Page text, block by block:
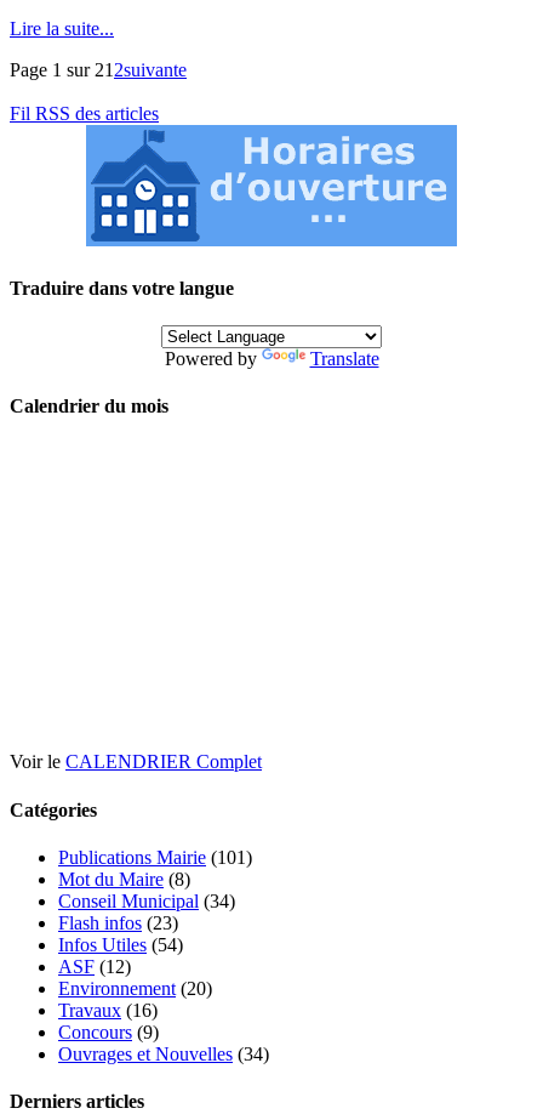
Lire la suite...
Page 1 sur 21 2suivante
Fil RSS des articles
Traduire dans votre langue
Powered by Translate
Calendrier du mois
Voir le CALENDRIER Complet
Catégories
Publications Mairie (101)
Mot du Maire (8)
Conseil Municipal (34)
Flash infos (23)
Infos Utiles (54)
ASF (12)
Environnement (20)
Travaux (16)
Concours (9)
Ouvrages et Nouvelles (34)
Derniers articles